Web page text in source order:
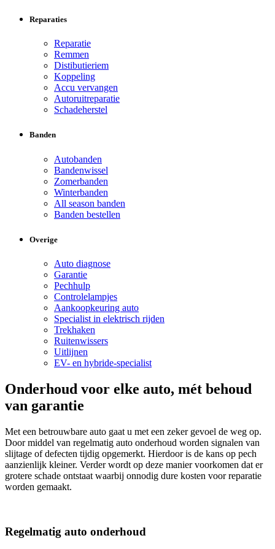
Reparaties
Reparatie
Remmen
Distibutieriem
Koppeling
Accu vervangen
Autoruitreparatie
Schadeherstel
Banden
Autobanden
Bandenwissel
Zomerbanden
Winterbanden
All season banden
Banden bestellen
Overige
Auto diagnose
Garantie
Pechhulp
Controlelampjes
Aankoopkeuring auto
Specialist in elektrisch rijden
Trekhaken
Ruitenwissers
Uitlijnen
EV- en hybride-specialist
Onderhoud voor elke auto, mét behoud
van garantie
Met een betrouwbare auto gaat u met een zeker gevoel de weg op.
Door middel van regelmatig auto onderhoud worden signalen van
slijtage of defecten tijdig opgemerkt. Hierdoor is de kans op pech
aanzienlijk kleiner. Verder wordt op deze manier voorkomen dat er
grotere schade ontstaat waarbij onnodig dure kosten voor reparatie
worden gemaakt.
Regelmatig auto onderhoud